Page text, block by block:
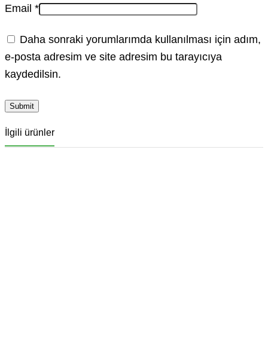
Email *
Daha sonraki yorumlarımda kullanılması için adım,
e-posta adresim ve site adresim bu tarayıcıya
kaydedilsin.
İlgili ürünler